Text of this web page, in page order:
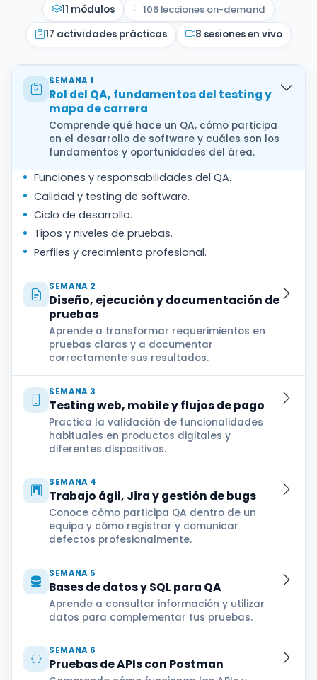
11 módulos
106 lecciones on-demand
17 actividades prácticas
8 sesiones en vivo
SEMANA 1
Rol del QA, fundamentos del testing y
mapa de carrera
Comprende qué hace un QA, cómo participa
en el desarrollo de software y cuáles son los
fundamentos y oportunidades del área.
Funciones y responsabilidades del QA.
Calidad y testing de software.
Ciclo de desarrollo.
Tipos y niveles de pruebas.
Perfiles y crecimiento profesional.
SEMANA 2
Diseño, ejecución y documentación de
pruebas
Aprende a transformar requerimientos en
pruebas claras y a documentar
correctamente sus resultados.
SEMANA 3
Testing web, mobile y flujos de pago
Practica la validación de funcionalidades
habituales en productos digitales y
diferentes dispositivos.
SEMANA 4
Trabajo ágil, Jira y gestión de bugs
Conoce cómo participa QA dentro de un
equipo y cómo registrar y comunicar
defectos profesionalmente.
SEMANA 5
Bases de datos y SQL para QA
Aprende a consultar información y utilizar
datos para complementar tus pruebas.
SEMANA 6
Pruebas de APIs con Postman